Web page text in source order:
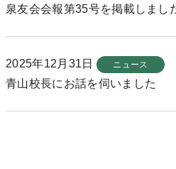
泉友会会報第35号を掲載しまし
2025年12月31日 ニュース
青山校長にお話を伺いました